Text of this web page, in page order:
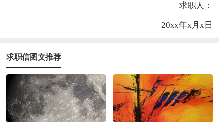
求职人：
20xx年x月x日
求职信图文推荐